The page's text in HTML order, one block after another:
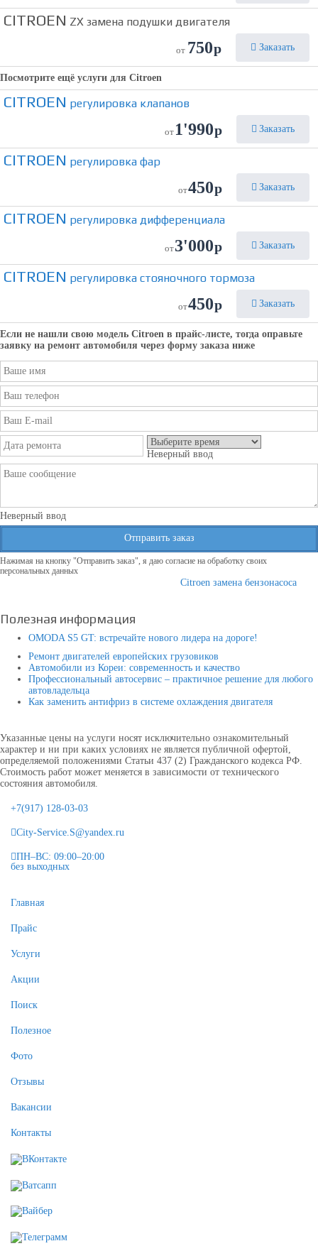
CITROEN ZX замена подушки двигателя
от 750р Заказать
Посмотрите ещё услуги для Citroen
CITROEN регулировка клапанов
от 1'990р Заказать
CITROEN регулировка фар
от450р Заказать
CITROEN регулировка дифференциала
от3'000р Заказать
CITROEN регулировка стояночного тормоза
от450р Заказать
Если не нашли свою модель Citroen в прайс-листе, тогда оправьте
заявку на ремонт автомобиля через форму заказа ниже
Неверный ввод
Неверный ввод
Отправить заказ
Нажимая на кнопку "Отправить заказ", я даю согласие на обработку своих
персональных данных
Citroen замена бензонасоса
Полезная информация
OMODA S5 GT: встречайте нового лидера на дороге!
Ремонт двигателей европейских грузовиков
Автомобили из Кореи: современность и качество
Профессиональный автосервис – практичное решение для любого
автовладельца
Как заменить антифриз в системе охлаждения двигателя
Указанные цены на услуги носят исключительно ознакомительный
характер и ни при каких условиях не является публичной офертой,
определяемой положениями Статьи 437 (2) Гражданского кодекса РФ.
Стоимость работ может меняется в зависимости от технического
состояния автомобиля.
+7(917) 128-03-03
City-Service.S@yandex.ru
ПН–ВС: 09:00–20:00
без выходных
Главная
Прайс
Услуги
Акции
Поиск
Полезное
Фото
Отзывы
Вакансии
Контакты